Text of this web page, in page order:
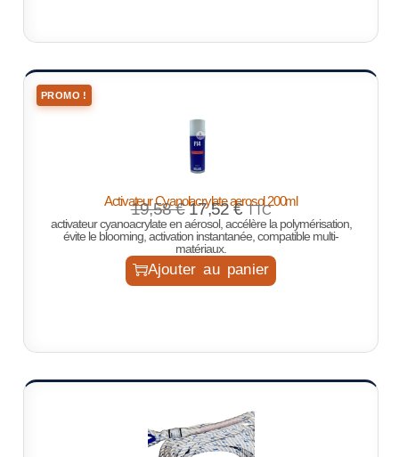
PROMO !
Activateur Cyanolacrylate aerosol 200ml
19,58€ 17,52€ TTC
activateur cyanoacrylate en aérosol, accélère la polymérisation,
évite le blooming, activation instantanée, compatible multi-
matériaux.
Ajouter au panier